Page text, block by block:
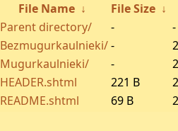
File Name ↓ File Size ↓
Parent directory/
-
-
Bezmugurkaulnieki/ -
Mugurkaulnieki/
-
HEADER.shtml
221 B
README.shtml
69 B